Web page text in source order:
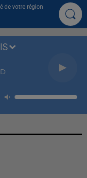
de votre région